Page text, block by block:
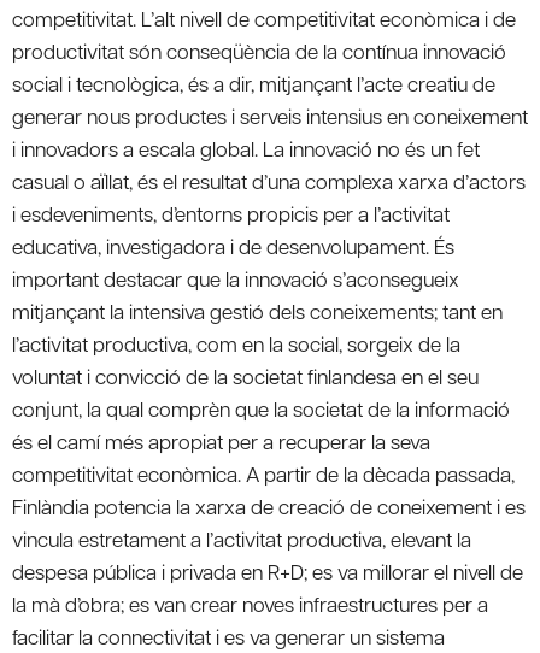
competitivitat. L’alt nivell de competitivitat econòmica i de
productivitat són conseqüència de la contínua innovació
social i tecnològica, és a dir, mitjançant l’acte creatiu de
generar nous productes i serveis intensius en coneixement
i innovadors a escala global. La innovació no és un fet
casual o aïllat, és el resultat d’una complexa xarxa d’actors
i esdeveniments, d’entorns propicis per a l’activitat
educativa, investigadora i de desenvolupament. És
important destacar que la innovació s’aconsegueix
mitjançant la intensiva gestió dels coneixements; tant en
l’activitat productiva, com en la social, sorgeix de la
voluntat i convicció de la societat finlandesa en el seu
conjunt, la qual comprèn que la societat de la informació
és el camí més apropiat per a recuperar la seva
competitivitat econòmica. A partir de la dècada passada,
Finlàndia potencia la xarxa de creació de coneixement i es
vincula estretament a l’activitat productiva, elevant la
despesa pública i privada en R+D; es va millorar el nivell de
la mà d’obra; es van crear noves infraestructures per a
facilitar la connectivitat i es va generar un sistema